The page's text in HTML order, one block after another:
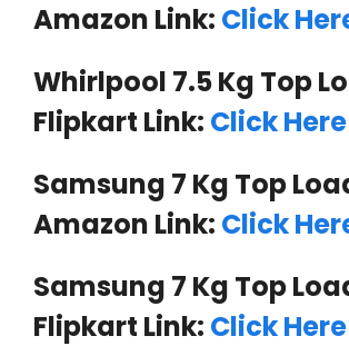
Amazon Link: Click
Whirlpool 7.5 Kg Top
Flipkart Link: Click Here
Samsung 7 Kg Top
Amazon Link: Click
Samsung 7 Kg Top
Flipkart Link: Click Here